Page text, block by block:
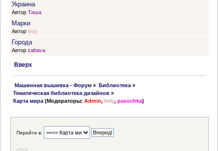
Украина
Автор Тиша
Марки
Автор ledy
Города
Автор zabava
Вверх
Машинная вышивка - Форум » Библиотека»
Тематическая библиотека дизайнов »
Карта мира(Модераторы:Admin, ledy,pasochka)
Перейти в: